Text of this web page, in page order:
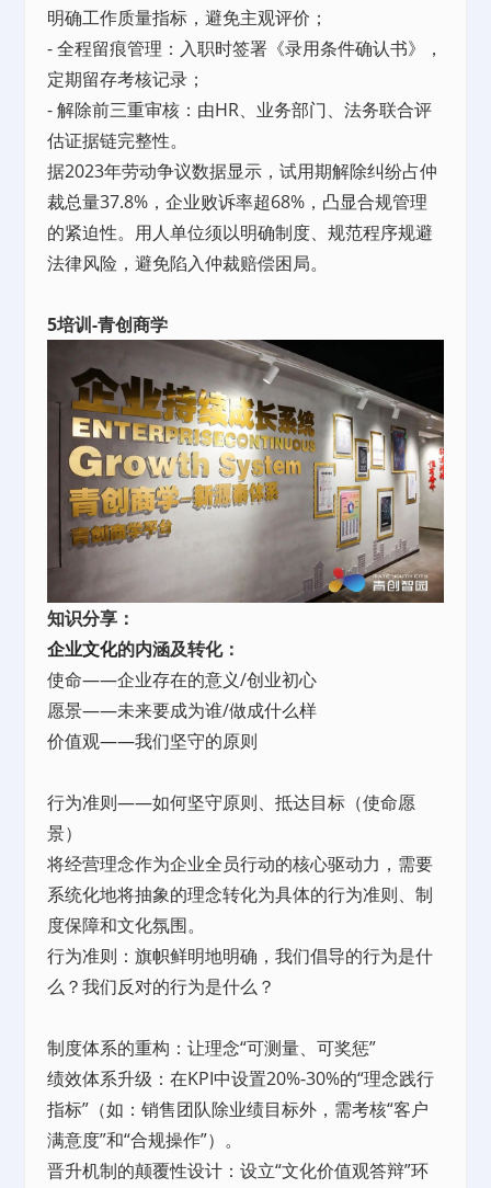
明确工作质量指标，避免主观评价；
- 全程留痕管理：入职时签署《录用条件确认书》，
定期留存考核记录；
- 解除前三重审核：由HR、业务部门、法务联合评
估证据链完整性。
据2023年劳动争议数据显示，试用期解除纠纷占仲
裁总量37.8%，企业败诉率超68%，凸显合规管理
的紧迫性。用人单位须以明确制度、规范程序规避
法律风险，避免陷入仲裁赔偿困局。
5培训-青创商学
知识分享：
企业文化的内涵及转化：
使命——企业存在的意义/创业初心
愿景——未来要成为谁/做成什么样
价值观——我们坚守的原则
行为准则——如何坚守原则、抵达目标（使命愿
景）
将经营理念作为企业全员行动的核心驱动力，需要
系统化地将抽象的理念转化为具体的行为准则、制
度保障和文化氛围。
行为准则：旗帜鲜明地明确，我们倡导的行为是什
么？我们反对的行为是什么？
制度体系的重构：让理念“可测量、可奖惩”
绩效体系升级：在KPI中设置20%-30%的“理念践行
指标”（如：销售团队除业绩目标外，需考核“客户
满意度”和“合规操作”）。
晋升机制的颠覆性设计：设立“文化价值观答辩”环